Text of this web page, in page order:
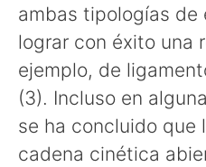
ambas tipologías de
lograr con éxito una
ejemplo, de
(3). Incluso en
se ha concluido que
cadena cinética